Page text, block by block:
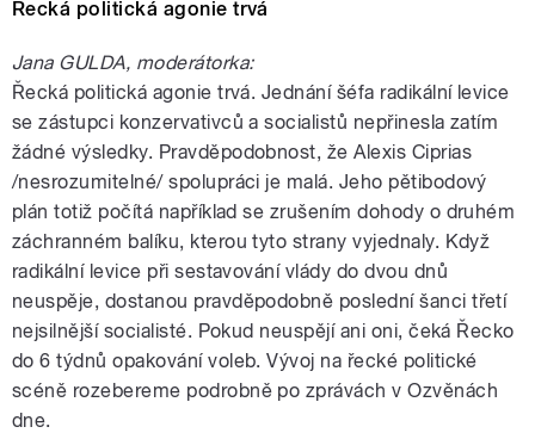
Řecká politická agonie trvá
Jana GULDA, moderátorka:
Řecká politická agonie trvá. Jednání šéfa radikální levice
se zástupci konzervativců a socialistů nepřinesla zatím
žádné výsledky. Pravděpodobnost, že Alexis Ciprias
/nesrozumitelné/ spolupráci je malá. Jeho pětibodový
plán totiž počítá například se zrušením dohody o druhém
záchranném balíku, kterou tyto strany vyjednaly. Když
radikální levice při sestavování vlády do dvou dnů
neuspěje, dostanou pravděpodobně poslední šanci třetí
nejsilnější socialisté. Pokud neuspějí ani oni, čeká Řecko
do 6 týdnů opakování voleb. Vývoj na řecké politické
scéně rozebereme podrobně po zprávách v Ozvěnách
dne.